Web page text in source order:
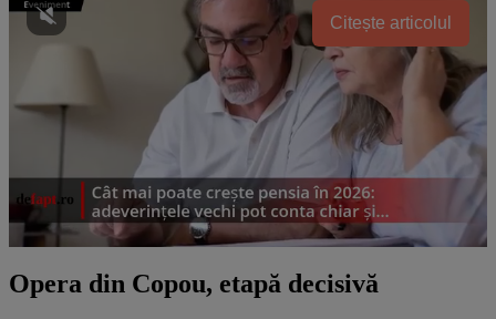
Citește articolul
Opera din Copou, etapă decisivă